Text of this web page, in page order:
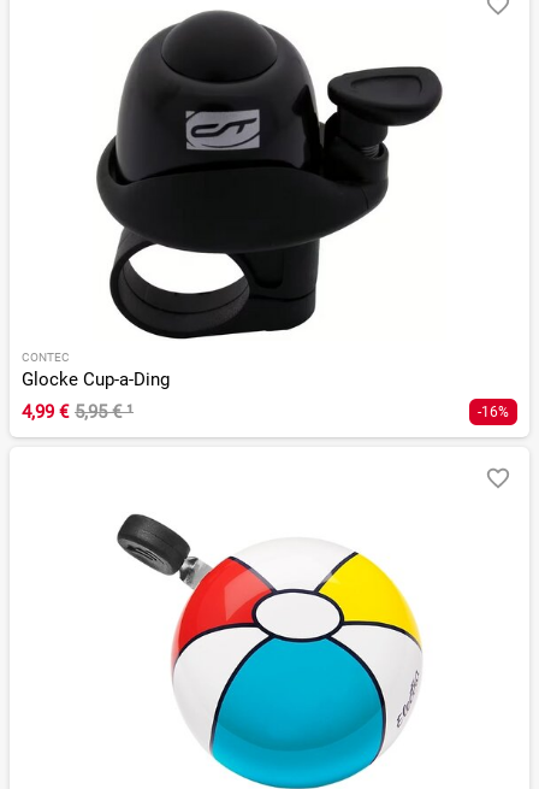
CONTEC
Glocke Cup-a-Ding
4,99 € 5,95 €¹ -16%